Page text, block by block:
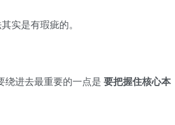
实是有瑕疵的。
进去最重要的一点是 要把握住核心本